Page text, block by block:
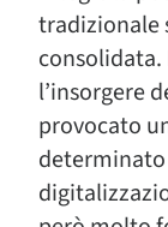
tradizionale
consolidata.
l’insorgere
provocato
determinato